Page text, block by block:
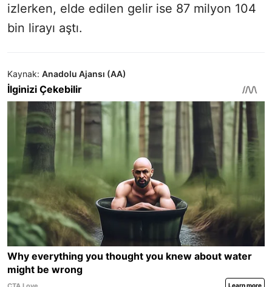
izlerken, elde edilen gelir ise 87 milyon 104
bin lirayı aştı.
Kaynak: Anadolu Ajansı (AA)